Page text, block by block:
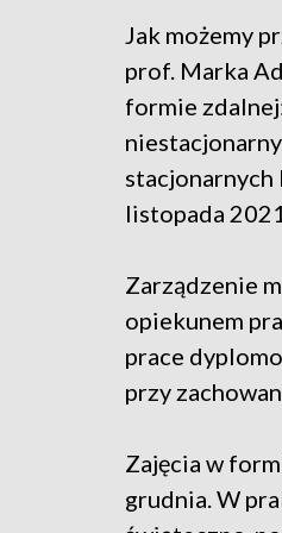
Jak możemy
prof. Marka
formie
listopada
Zarządzenie
opiekunem
prace
przy
Zajęcia w
grudnia. W